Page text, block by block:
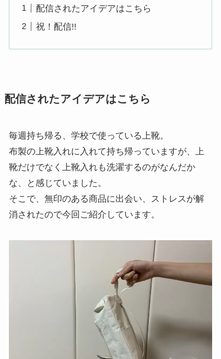
配信されたアイデアはこちら
祝！配信!!
配信されたアイデアはこちら
毎週持ち帰る、学校で使っている上靴。
布製の上靴入れに入れて持ち帰っていますが、上
靴だけでなく上靴入れも洗濯するのがなんだか
な、と感じていました。
そこで、無印のある商品に出会い、ストレスが解
消されたので今回ご紹介しています。